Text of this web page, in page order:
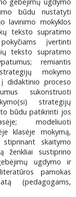
būdu nustatyti
lavinimo mokyklos
teksto supratimo
įvertinti
teksto supratimo
remiantis
mokymo
didaktinio proceso
sukonstruoti
strategijų
būdu patikrinti jos
modeliuoti
klasėje mokymą,
skaitymo
ženkliai sustiprino
ugdymo ir
pamokas
(pedagogams,